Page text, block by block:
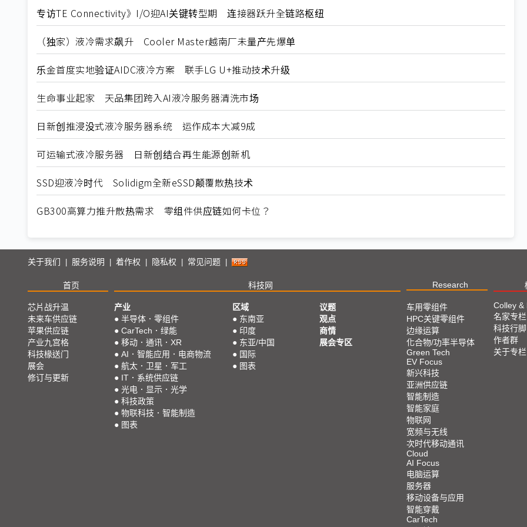
专访TE Connectivity》I/O迎AI关键转型期 连接器跃升全链路枢纽
（独家）液冷需求飙升 Cooler Master越南厂未量产先爆单
乐金首度实地验证AIDC液冷方案 联手LG U+推动技术升级
生命事业起家 天品集团跨入AI液冷服务器清洗市场
日新创推浸没式液冷服务器系统 运作成本大减9成
可运输式液冷服务器 日新创结合再生能源创新机
SSD迎液冷时代 Solidigm全新eSSD颠覆散热技术
GB300高算力推升散热需求 零组件供应链如何卡位？
关于我们 服务说明 着作权 隐私权 常见问题
首页 科技网 Research
芯片战升温
未来车供应链
苹果供应链
产业九宫格
科技椽送门
展会
修订与更新
产业
● 半导体．零组件
● CarTech．绿能
● 移动．通讯．XR
● AI．智能应用．电商物流
● 航太．卫星．军工
● IT．系统供应链
● 光电．显示．光学
● 科技政策
● 物联科技．智能制造
● 图表
区域
● 东南亚
● 印度
● 东亚/中国
● 国际
● 图表
议题
观点
商情
展会专区
车用零组件
HPC关键零组件
边缘运算
化合物/功率半导体
Green Tech
EV Focus
新兴科技
亚洲供应链
智能制造
智能家庭
物联网
宽频与无线
次时代移动通讯
Cloud
AI Focus
电脑运算
服务器
移动设备与应用
智能穿戴
CarTech
Colley &
名家专栏
科技行脚
作者群
关于专栏